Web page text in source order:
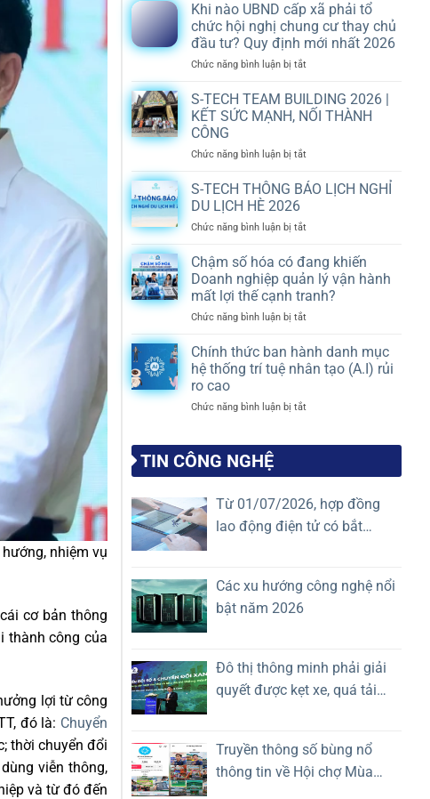
nhiệm vụ
cơ bản thông
thành công của
lợi từ công
đó là: Chuyển
thời chuyển đổi
viễn thông,
và từ đó đến
Khi nào UBND cấp xã phải tổ
chức hội nghị chung cư thay chủ
đầu tư? Quy định mới nhất 2026
Chức năng bình luận bị tắtở
nào
UBND
cấp
phải
chức
chung
thay
chủ
đầu
Quy
mới
nhất
S-TECH TEAM BUILDING 2026 |
KẾT SỨC MẠNH, NỐI THÀNH
CÔNG
Chức năng bình luận bị tắtở
TECH
2026
KẾT
SỨC
MẠNH,
THÀNH
S-TECH THÔNG BÁO LỊCH NGHỈ
DU LỊCH HÈ 2026
Chức năng bình luận bị tắtở
TECH
THÔNG
BÁO
LỊCH
NGHỈ
LỊCH
HÈ
Chậm số hóa có đang khiến
Doanh nghiệp quản lý vận hành
mất lợi thế cạnh tranh?
Chức năng bình luận bị tắtở
số
hóa
có
khiến
hành
mất
lợi
Chính thức ban hành danh mục
hệ thống trí tuệ nhân tạo (A.I) rủi
ro cao
Chức năng bình luận bị tắtở
mục
hệ
thống
tạo
TIN CÔNG NGHỆ
Từ 01/07/2026, hợp đồng
lao động điện tử có bắt
Các xu hướng công nghệ nổi
bật năm 2026
Đô thị thông minh phải giải
quyết được kẹt xe, quá tải
Truyền thông số bùng nổ
thông tin về Hội chợ Mùa